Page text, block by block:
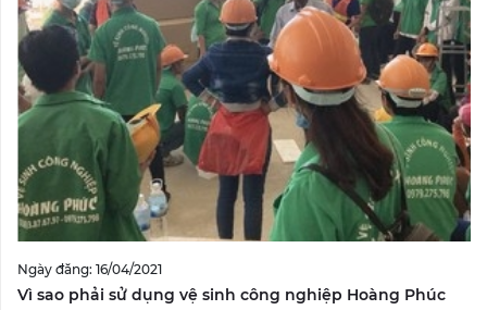
Ngày đăng: 16/04/2021
Vì sao phải sử dụng vệ sinh công nghiệp Hoàng Phúc